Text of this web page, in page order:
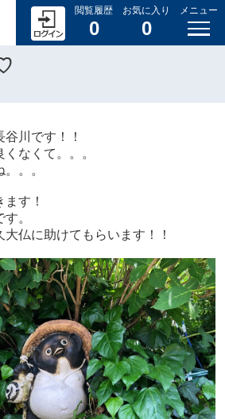
閲覧履歴
0
お気に入り
0
メニュー
川です！！
なくて。。。
。。
す！
。
仏に助けてもらいます！！